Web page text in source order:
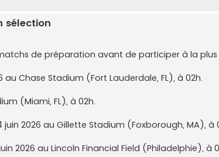
sélection
de préparation avant de participer à la
au Chase Stadium (Fort Lauderdale, FL), à 02h.
(Miami, FL), à 02h.
juin 2026 au Gillette Stadium (Foxborough, MA), à
2026 au Lincoln Financial Field (Philadelphie), à